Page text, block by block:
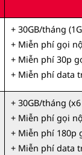
+ 30GB/tháng
+ Miễn phí gọi
+ Miễn phí 30p
+ Miễn phí data
+ 30GB/tháng
+ Miễn phí gọi
+ Miễn phí 180p
+ Miễn phí data